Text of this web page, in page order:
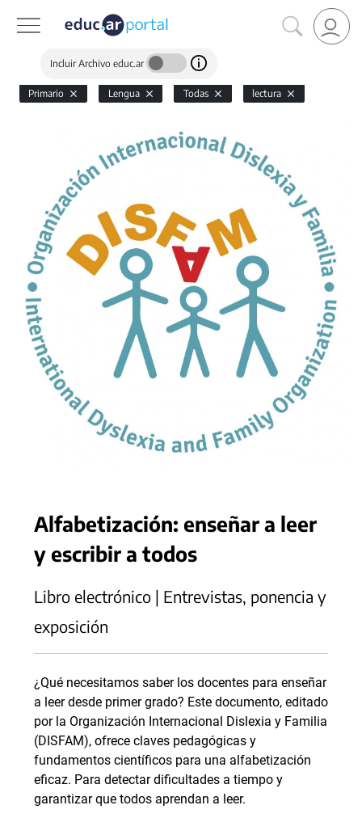
Incluir Archivo educ.ar
Primario Lengua Todas lectura
Alfabetización: enseñar a leer
y escribir a todos
Libro electrónico | Entrevistas, ponencia y
exposición
¿Qué necesitamos saber los docentes para enseñar
a leer desde primer grado? Este documento, editado
por la Organización Internacional Dislexia y Familia
(DISFAM), ofrece claves pedagógicas y
fundamentos científicos para una alfabetización
eficaz. Para detectar dificultades a tiempo y
garantizar que todos aprendan a leer.